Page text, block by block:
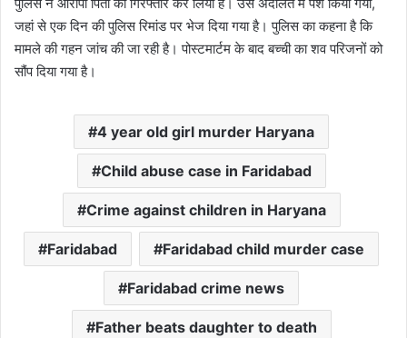
जहां से एक दिन की पुलिस रिमांड पर भेज दिया गया है। पुलिस का कहना है कि
मामले की गहन जांच की जा रही है। पोस्टमार्टम के बाद बच्ची का शव परिजनों को
सौंप दिया गया है।
4 year old girl murder Haryana
Child abuse case in Faridabad
Crime against children in Haryana
Faridabad Faridabad child murder case
Faridabad crime news
Father beats daughter to death